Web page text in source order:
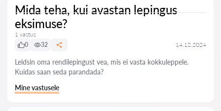
Mida teha, kui avastan lepingus
eksimuse?
1 vastus
0
32 14.12.2024
Leidsin oma rendilepingust vea, mis ei vasta kokkuleppele.
Kuidas saan seda parandada?
Mine vastusele